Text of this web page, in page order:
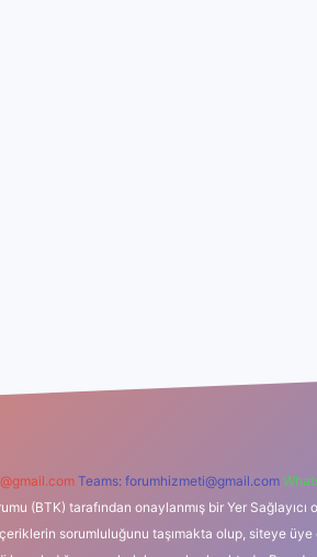
Teams: forumhizmeti@gmail.com
(BTK) tarafından onaylanmış bir Yer
sorumluluğunu taşımakta olup, siteye